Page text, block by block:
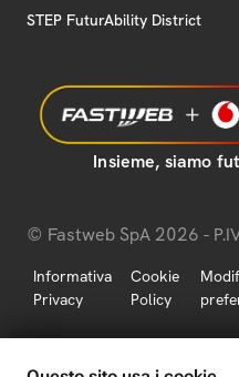
STEP FuturAbility District
Insieme, siamo
© Fastweb SpA 2026 -
Informativa
Privacy
Cookie
Policy